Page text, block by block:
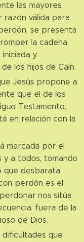
las mayores
razón válida para
se presenta
la cadena
iniciada y
los hijos de Caín.
Jesús propone a
que el de los
Testamento.
en relación con la
marcada por el
y a todos, tomando
que desbarata
perdón es el
nos sitúa
fuera de la
de Dios.
que